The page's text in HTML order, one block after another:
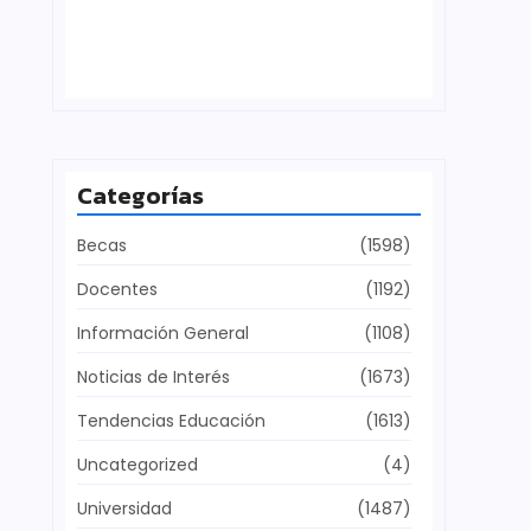
Categorías
Becas
(1598)
Docentes
(1192)
Información General
(1108)
Noticias de Interés
(1673)
Tendencias Educación
(1613)
Uncategorized
(4)
Universidad
(1487)